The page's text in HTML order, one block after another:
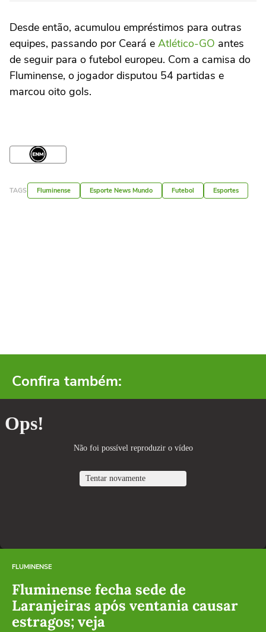
Desde então, acumulou empréstimos para outras
equipes, passando por Ceará e Atlético-GO antes
de seguir para o futebol europeu. Com a camisa do
Fluminense, o jogador disputou 54 partidas e
marcou oito gols.
TAGS Fluminense Esporte News Mundo Futebol Esportes
Confira também:
FLUMINENSE
Fluminense fecha sede de
Laranjeiras após ventania causar
estragos; veja